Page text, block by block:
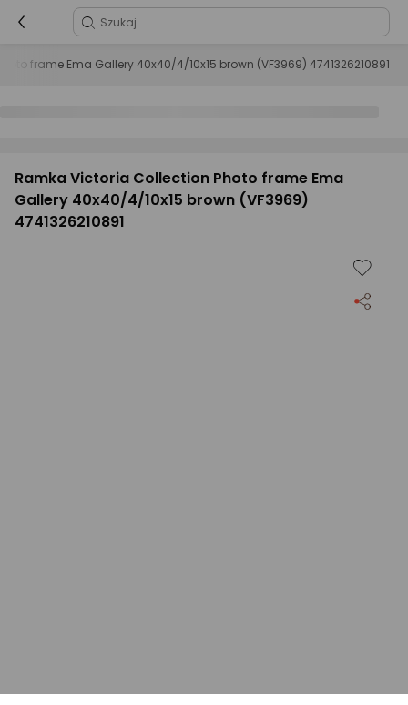
frame Ema Gallery 40x40/4/10x15 brown (VF3969) 4741326210891
Ramka Victoria Collection Photo frame Ema
Gallery 40x40/4/10x15 brown (VF3969)
4741326210891